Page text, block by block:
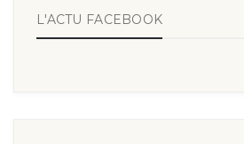
L'ACTU FACEBOOK